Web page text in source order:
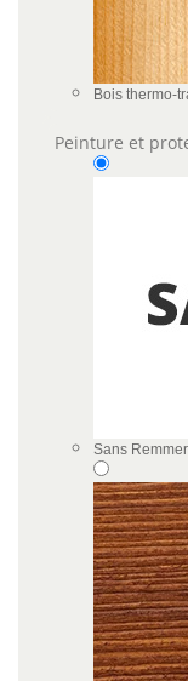
Bois thermo-
Peinture et
Sans